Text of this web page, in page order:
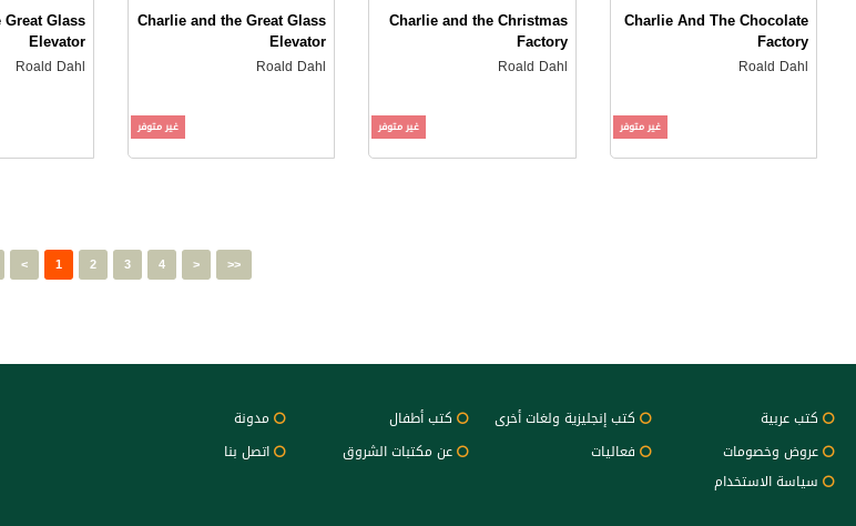
Charlie And The Chocolate
Factory
Roald Dahl
غير متوفر
Charlie and the Christmas
Factory
Roald Dahl
غير متوفر
Charlie and the Great Glass
Elevator
Roald Dahl
غير متوفر
Glass
Elevator
Roald Dahl
< 1 2 3 4 > >>
كتب عربية كتب إنجليزية ولغات أخرى كتب أطفال
مدونة
عروض وخصومات
فعاليات عن مكتبات الشروق
اتصل بنا
سياسة الاستخدام